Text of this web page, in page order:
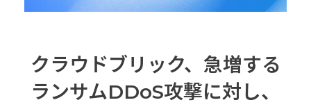
クラウドブリック、急増する
ランサムDDoS攻撃に対し、